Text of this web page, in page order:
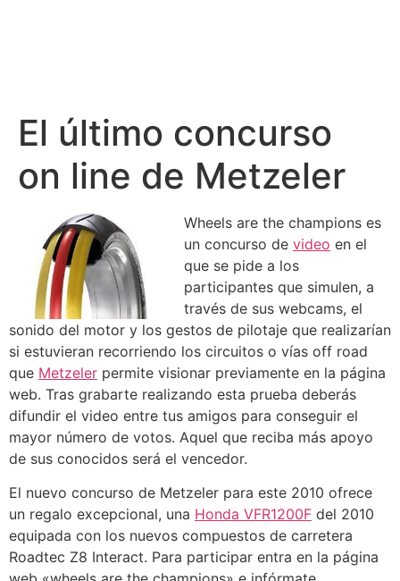
El último concurso
on line de Metzeler
Wheels are the champions es
un concurso de video en el
que se pide a los
participantes que simulen, a
través de sus webcams, el
sonido del motor y los gestos de pilotaje que realizarían
si estuvieran recorriendo los circuitos o vías off road
que Metzeler permite visionar previamente en la página
web. Tras grabarte realizando esta prueba deberás
difundir el video entre tus amigos para conseguir el
mayor número de votos. Aquel que reciba más apoyo
de sus conocidos será el vencedor.
El nuevo concurso de Metzeler para este 2010 ofrece
un regalo excepcional, una Honda VFR1200F del 2010
equipada con los nuevos compuestos de carretera
Roadtec Z8 Interact. Para participar entra en la página